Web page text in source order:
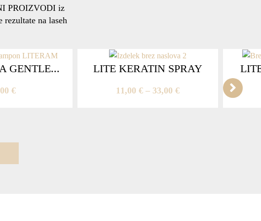
PROIZVODI iz
na laseh
GENTLE...
€
LITE KERATIN SPRAY
11,00 € – 33,00 €